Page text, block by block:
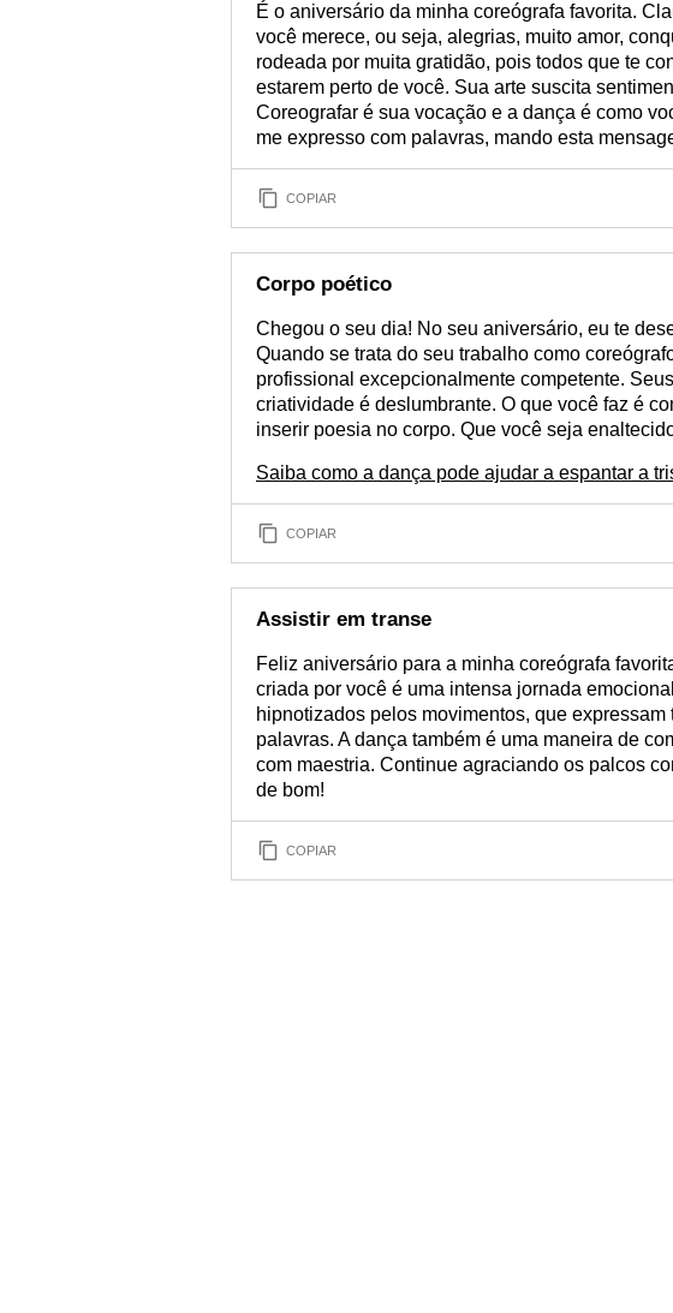
É o aniversário da minha coreógrafa favorita.
você merece, ou seja, alegrias, muito amor,
rodeada por muita gratidão, pois todos que te
estarem perto de você. Sua arte suscita
Coreografar é sua vocação e a dança é como
me expresso com palavras, mando esta
COPIAR
Corpo poético
Chegou o seu dia! No seu aniversário, eu te
Quando se trata do seu trabalho como
profissional excepcionalmente competente.
criatividade é deslumbrante. O que você faz é
inserir poesia no corpo. Que você seja
Saiba como a dança pode ajudar a espantar a
COPIAR
Assistir em transe
Feliz aniversário para a minha coreógrafa
criada por você é uma intensa jornada
hipnotizados pelos movimentos, que
palavras. A dança também é uma maneira de
com maestria. Continue agraciando os palcos
de bom!
COPIAR